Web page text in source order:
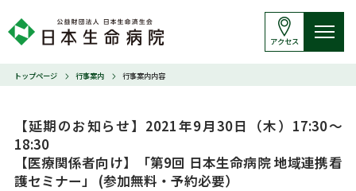
アクセス
トップページ 行事案内 行事案内内容
【延期のお知らせ】2021年9月30日（木）17:30～
18:30
【医療関係者向け】「第9回 日本生命病院 地域連携看
護セミナー」 (参加無料・予約必要）